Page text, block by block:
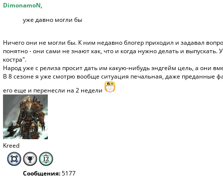
DimonamoN,
уже давно могли бы
Ничего они не могли бы. К ним недавно блогер приходил и задавал
понятно - они сами не знают как, что и когда нужно делать и
костра".
Народ уже с релиза просит дать им какую-нибудь эндгейм цель, а они
В 8 сезоне я уже смотрю вообще ситуация печальная, даже преданные
его еще и перенесли на 2 недели
Kreed
Сообщения:5177